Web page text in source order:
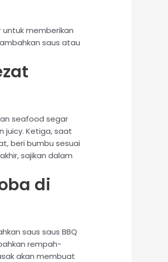
memberikan
saus atau
seafood segar
juicy. Ketiga, saat
beri bumbu sesuai
sajikan dalam
di
saus saus BBQ
rempah-
akan membuat